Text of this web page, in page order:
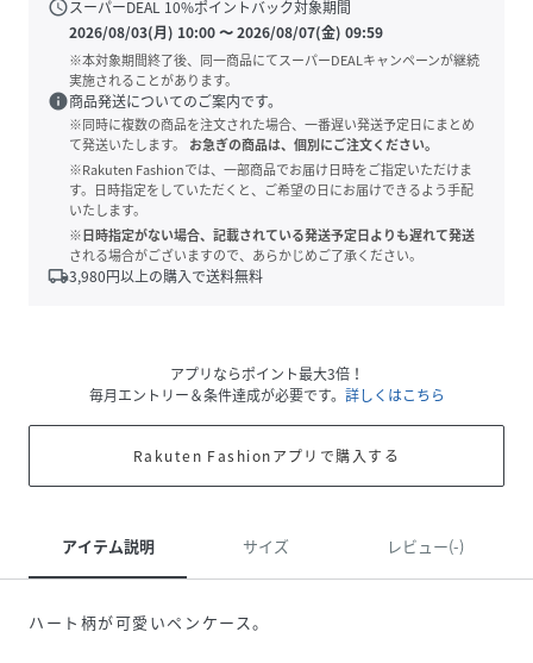
scheduleスーパーDEAL 10%ポイントバック対象期間
2026/08/03(月) 10:00〜2026/08/07(金) 09:59
※本対象期間終了後、同一商品にてスーパーDEALキャンペーンが継続
実施されることがあります。
info商品発送についてのご案内です。
※同時に複数の商品を注文された場合、一番遅い発送予定日にまとめ
て発送いたします。
お急ぎの商品は、個別にご注文ください。
※Rakuten Fashionでは、一部商品でお届け日時をご指定いただけま
す。日時指定をしていただくと、ご希望の日にお届けできるよう手配
いたします。
※日時指定がない場合、記載されている発送予定日よりも遅れて発送
される場合がございますので、あらかじめご了承ください。
local_shipping3,980円以上の購入で送料無料
アプリならポイント最大3倍！
毎月エントリー＆条件達成が必要です。 詳しくはこちら
Rakuten Fashionアプリで購入する
アイテム説明 サイズ レビュー(-)
ハート柄が可愛いペンケース。